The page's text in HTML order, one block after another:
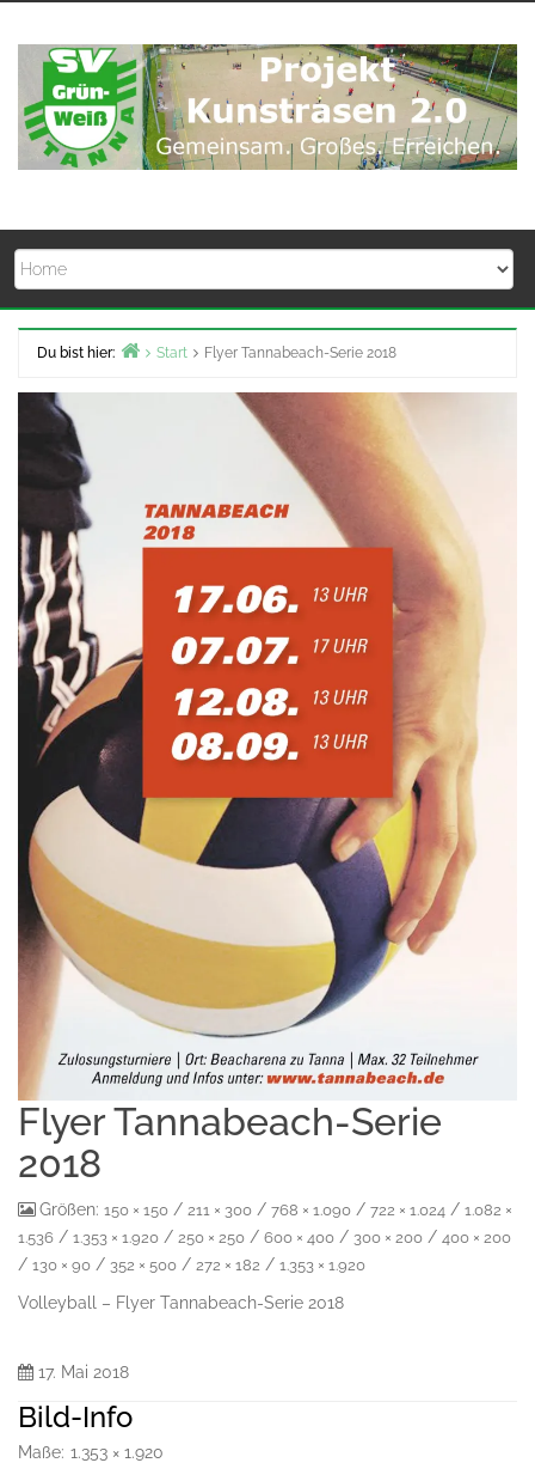
springen
Du bist hier: Start Flyer Tannabeach-Serie 2018
Flyer Tannabeach-Serie
2018
Größen: 150 × 150 / 211 × 300 / 768 × 1.090 / 722 × 1.024 / 1.082 ×
1.536 / 1.353 × 1.920 / 250 × 250 / 600 × 400 / 300 × 200 / 400 × 200
/ 130 × 90 / 352 × 500 / 272 × 182 / 1.353 × 1.920
Volleyball – Flyer Tannabeach-Serie 2018
17. Mai 2018
Bild-Info
Maße: 1.353 × 1.920